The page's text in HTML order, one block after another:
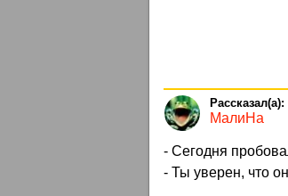
МалиНа
- Сегодня
- Ты уверен, что